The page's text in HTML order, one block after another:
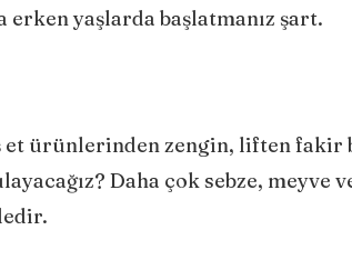
yaşlarda başlatmanız şart.
et ürünlerinden zengin, liften fakir
Daha çok sebze, meyve